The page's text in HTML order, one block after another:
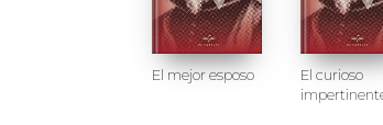
El mejor esposo
El curioso